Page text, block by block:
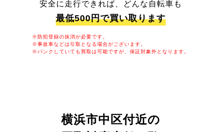
安全に走行できれば、どんな自転車も
最低500円で買い取ります
※防犯登録の抹消が必要です。
※事故車などは引取となる場合がございます。
※パンクしていても買取は可能ですが、保証対象外となります。
横浜市中区付近の